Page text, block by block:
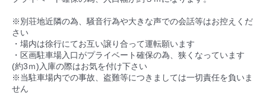
※別荘地近隣の為、騒音行為や大きな声での会話等はお控えくだ
さい
・場内は徐行にてお互い譲り合って運転願います
・区画駐車場入口がプライベート確保の為、狭くなっています
(約3ｍ)入庫の際はお気を付け下さい
※当駐車場内での事故、盗難等につきましては一切責任を負いま
せん